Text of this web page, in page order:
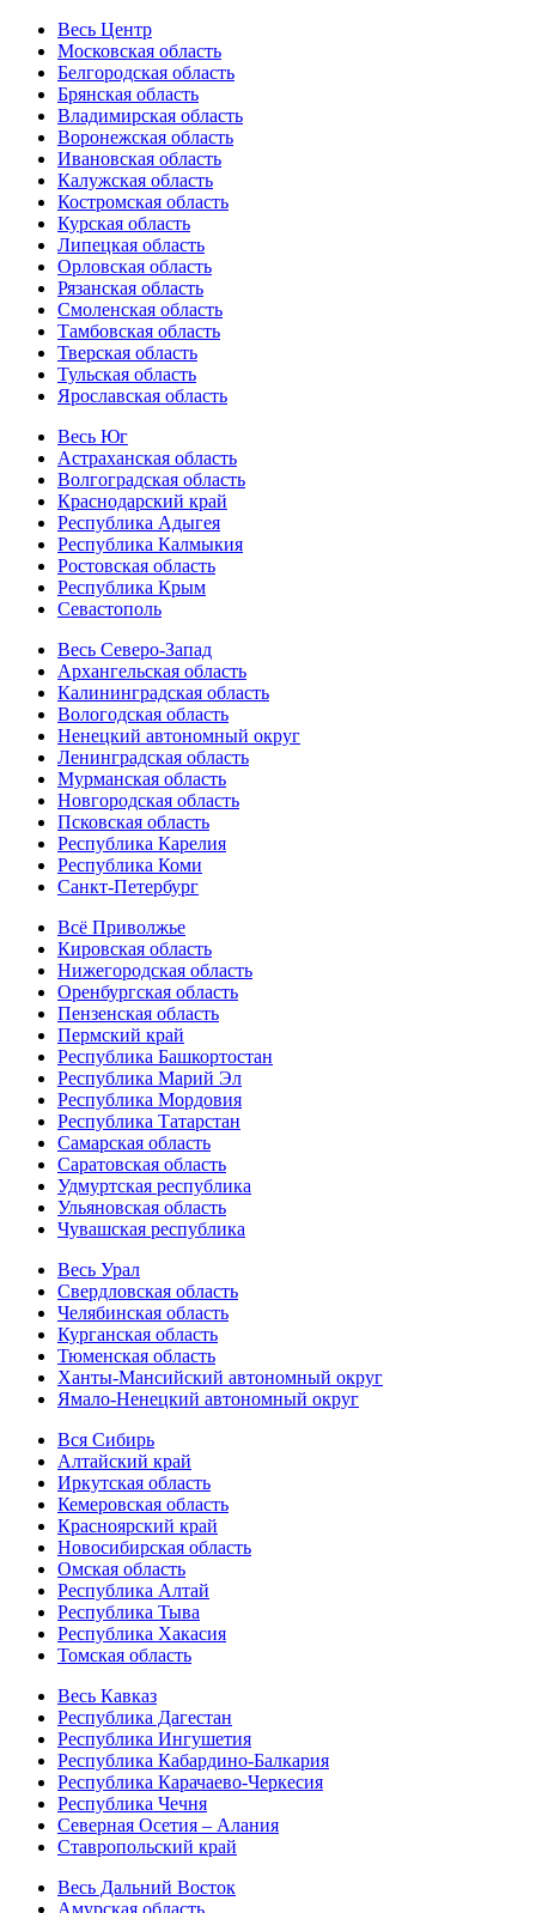
Весь Центр
Московская область
Белгородская область
Брянская область
Владимирская область
Воронежская область
Ивановская область
Калужская область
Костромская область
Курская область
Липецкая область
Орловская область
Рязанская область
Смоленская область
Тамбовская область
Тверская область
Тульская область
Ярославская область
Весь Юг
Астраханская область
Волгоградская область
Краснодарский край
Республика Адыгея
Республика Калмыкия
Ростовская область
Республика Крым
Севастополь
Весь Северо-Запад
Архангельская область
Калининградская область
Вологодская область
Ненецкий автономный округ
Ленинградская область
Мурманская область
Новгородская область
Псковская область
Республика Карелия
Республика Коми
Санкт-Петербург
Всё Приволжье
Кировская область
Нижегородская область
Оренбургская область
Пензенская область
Пермский край
Республика Башкортостан
Республика Марий Эл
Республика Мордовия
Республика Татарстан
Самарская область
Саратовская область
Удмуртская республика
Ульяновская область
Чувашская республика
Весь Урал
Свердловская область
Челябинская область
Курганская область
Тюменская область
Ханты-Мансийский автономный округ
Ямало-Ненецкий автономный округ
Вся Сибирь
Алтайский край
Иркутская область
Кемеровская область
Красноярский край
Новосибирская область
Омская область
Республика Алтай
Республика Тыва
Республика Хакасия
Томская область
Весь Кавказ
Республика Дагестан
Республика Ингушетия
Республика Кабардино-Балкария
Республика Карачаево-Черкесия
Республика Чечня
Северная Осетия – Алания
Ставропольский край
Весь Дальний Восток
Амурская область